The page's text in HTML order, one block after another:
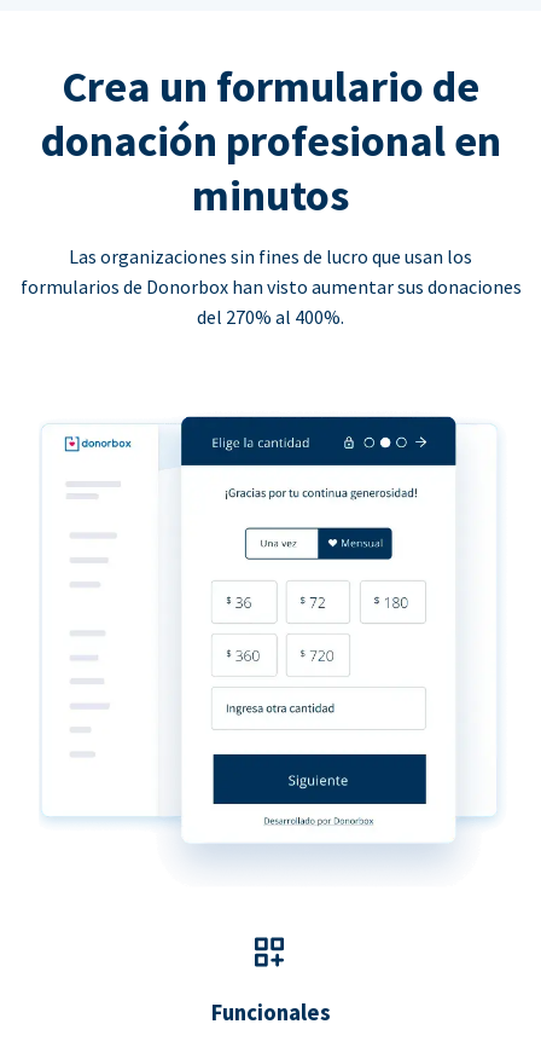
Crea un formulario de
donación profesional en
minutos
Las organizaciones sin fines de lucro que usan los
formularios de Donorbox han visto aumentar sus donaciones
del 270% al 400%.
Funcionales